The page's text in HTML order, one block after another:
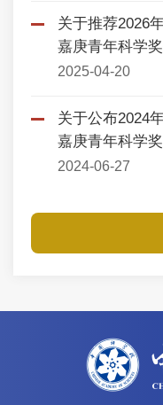
关于推荐2026
嘉庚青年科学
2025-04-20
关于公布2024
嘉庚青年科学
2024-06-27